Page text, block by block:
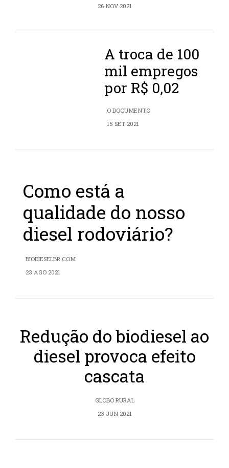
26 NOV 2021
A troca de 100
mil empregos
por R$ 0,02
O DOCUMENTO
15 SET 2021
Como está a
qualidade do nosso
diesel rodoviário?
BIODIESELBR.COM
23 AGO 2021
Redução do biodiesel ao
diesel provoca efeito
cascata
GLOBO RURAL
23 JUN 2021